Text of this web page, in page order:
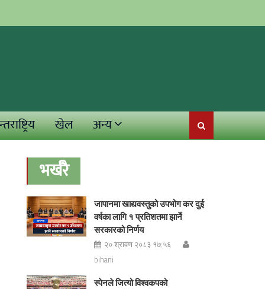
खेल अन्य
भर्खरै
जापानमा खाद्यवस्तुको उपभोग कर दुई
वर्षका लागि १ प्रतिशतमा झार्ने
सरकारको निर्णय
२० श्रावण २०८३ १७:५६
bihani
स्पेनले जित्यो विश्वकपको